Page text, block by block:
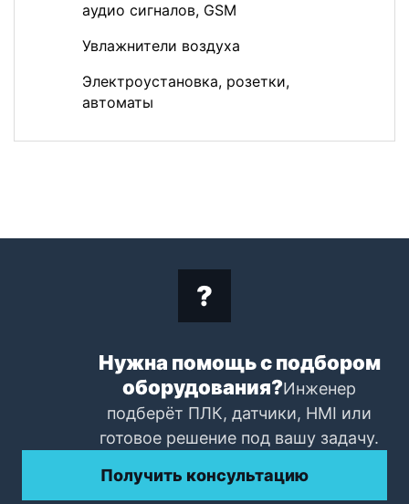
аудио сигналов, GSM
Увлажнители воздуха
Электроустановка, розетки,
автоматы
Нужна помощь с подбором
оборудования?Инженер
подберёт ПЛК, датчики, HMI или
готовое решение под вашу задачу.
Получить консультацию